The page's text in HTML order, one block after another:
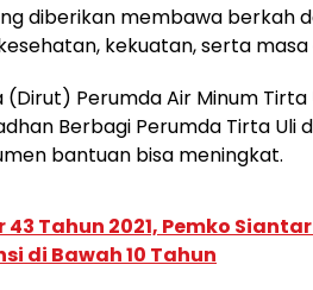
diberikan membawa berkah
kekuatan, serta
Perumda Air Minum Tirta
Berbagi Perumda Tirta Uli
bantuan bisa meningkat.
43 Tahun 2021, Pemko
di Bawah 10 Tahun